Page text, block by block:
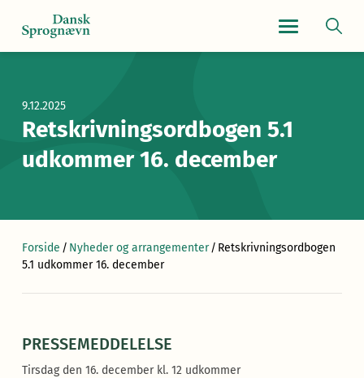
9.12.2025
Retskrivningsordbogen 5.1
udkommer 16. december
Forside / Nyheder og arrangementer/ Retskrivningsordbogen
5.1 udkommer 16. december
PRESSEMEDDELELSE
Tirsdag den 16. december kl. 12 udkommer